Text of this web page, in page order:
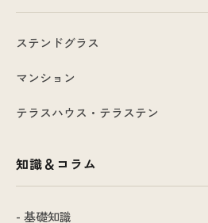
ステンドグラス
マンション
テラスハウス・テラステン
知識＆コラム
- 基礎知識